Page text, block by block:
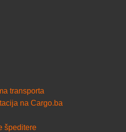
transporta
na Cargo.ba
špeditere